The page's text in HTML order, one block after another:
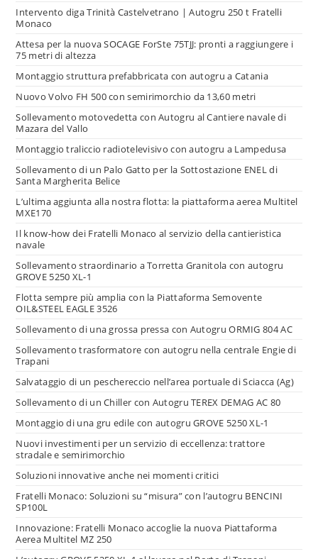
Intervento diga Trinità Castelvetrano | Autogru 250 t Fratelli
Monaco
Attesa per la nuova SOCAGE ForSte 75TJJ: pronti a raggiungere i
75 metri di altezza
Montaggio struttura prefabbricata con autogru a Catania
Nuovo Volvo FH 500 con semirimorchio da 13,60 metri
Sollevamento motovedetta con Autogru al Cantiere navale di
Mazara del Vallo
Montaggio traliccio radiotelevisivo con autogru a Lampedusa
Sollevamento di un Palo Gatto per la Sottostazione ENEL di
Santa Margherita Belice
L’ultima aggiunta alla nostra flotta: la piattaforma aerea Multitel
MXE170
Il know-how dei Fratelli Monaco al servizio della cantieristica
navale
Sollevamento straordinario a Torretta Granitola con autogru
GROVE 5250 XL-1
Flotta sempre più amplia con la Piattaforma Semovente
OIL&STEEL EAGLE 3526
Sollevamento di una grossa pressa con Autogru ORMIG 804 AC
Sollevamento trasformatore con autogru nella centrale Engie di
Trapani
Salvataggio di un peschereccio nell’area portuale di Sciacca (Ag)
Sollevamento di un Chiller con Autogru TEREX DEMAG AC 80
Montaggio di una gru edile con autogru GROVE 5250 XL-1
Nuovi investimenti per un servizio di eccellenza: trattore
stradale e semirimorchio
Soluzioni innovative anche nei momenti critici
Fratelli Monaco: Soluzioni su “misura” con l’autogru BENCINI
SP100L
Innovazione: Fratelli Monaco accoglie la nuova Piattaforma
Aerea Multitel MZ 250